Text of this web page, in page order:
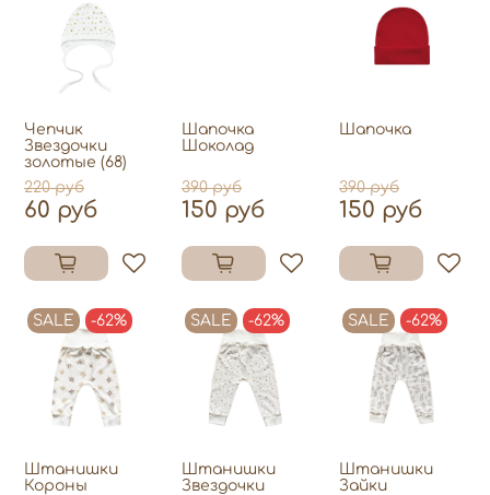
Чепчик
Звездочки
золотые (68)
220 руб
60 руб
Шапочка
Шоколад
390 руб
150 руб
Шапочка
390 руб
150 руб
SALE -62%
Штанишки
Короны
SALE -62%
Штанишки
Звездочки
SALE -62%
Штанишки
Зайки